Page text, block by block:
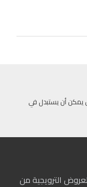
أن يستبدل في
الترويجية من